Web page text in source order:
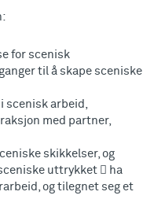
for scenisk
til å skape sceniske
scenisk arbeid,
med partner,
skikkelser, og
uttrykket  ha
og tilegnet seg et